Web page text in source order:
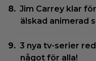
Jim Carrey klar
älskad animerad
3 nya tv-serier
något för alla!